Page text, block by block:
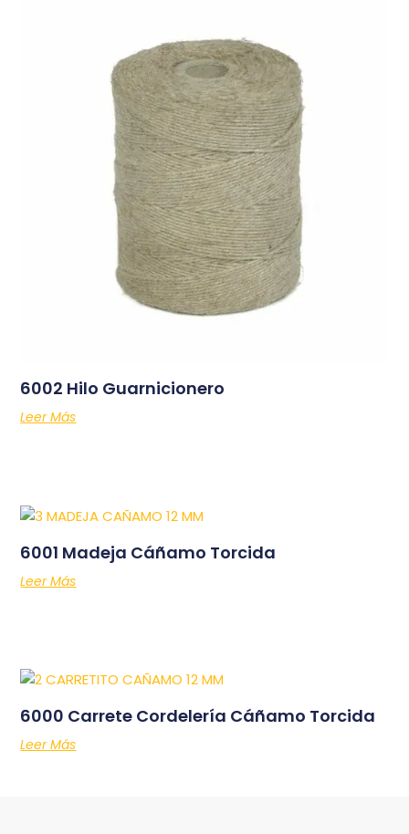
6002 Hilo Guarnicionero
Leer Más
6001 Madeja Cáñamo Torcida
Leer Más
6000 Carrete Cordelería Cáñamo Torcida
Leer Más